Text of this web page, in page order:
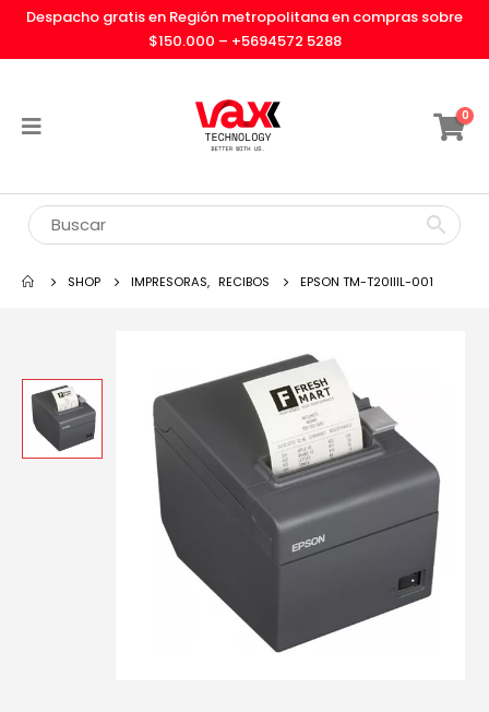
Despacho gratis en Región metropolitana en compras sobre
$150.000 – +5694572 5288
0
SHOP IMPRESORAS, RECIBOS EPSON TM-T20IIIL-001